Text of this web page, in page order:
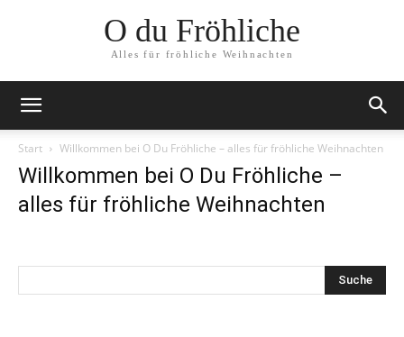
O du Fröhliche
Alles für fröhliche Weihnachten
Start Willkommen bei O Du Fröhliche – alles für fröhliche Weihnachten
Willkommen bei O Du Fröhliche –
alles für fröhliche Weihnachten